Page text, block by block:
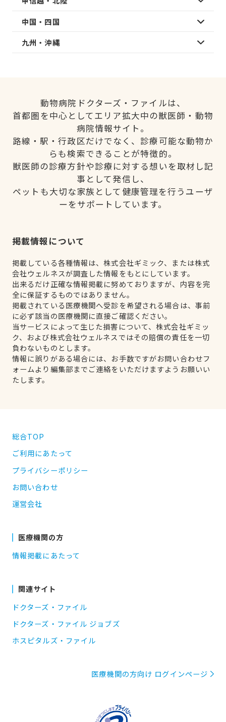
中国・四国
九州・沖縄
動物病院ドクターズ・ファイルは、
首都圏を中心としてエリア拡大中の獣医師・動物
病院情報サイト。
路線・駅・行政区だけでなく、診療可能な動物か
らも検索できることが特徴的。
獣医師の診療方針や診療に対する想いを取材し記
事として発信し、
ペットも大切な家族として健康管理を行うユーザ
ーをサポートしています。
掲載情報について
掲載している各種情報は、株式会社ギミック、または株式
会社ウェルネスが調査した情報をもとにしています。
出来るだけ正確な情報掲載に努めておりますが、内容を完
全に保証するものではありません。
掲載されている医療機関へ受診を希望される場合は、事前
に必ず該当の医療機関に直接ご確認ください。
当サービスによって生じた損害について、株式会社ギミッ
ク、および株式会社ウェルネスではその賠償の責任を一切
負わないものとします。
情報に誤りがある場合には、お手数ですがお問い合わせフ
ォームより編集部までご連絡をいただけますようお願いい
たします。
総合TOP
ご利用にあたって
プライバシーポリシー
お問い合わせ
運営会社
医療機関の方
情報掲載にあたって
関連サイト
ドクターズ・ファイル
ドクターズ・ファイル ジョブズ
ホスピタルズ・ファイル
医療機関の方向け ログインページ